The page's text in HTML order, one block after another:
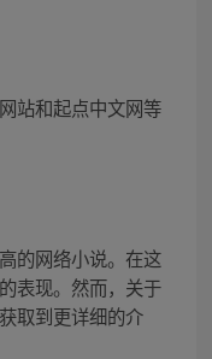
站和起点中文网等
的网络小说。在这
表现。然而，关于
取到更详细的介